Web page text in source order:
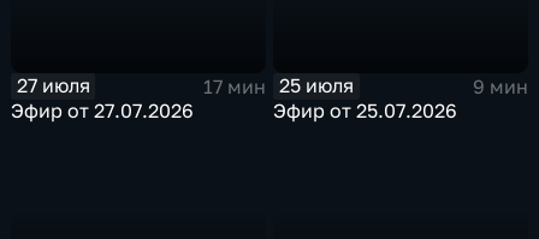
27 июля
17 мин
Эфир от 27.07.2026
25 июля
9 мин
Эфир от 25.07.2026